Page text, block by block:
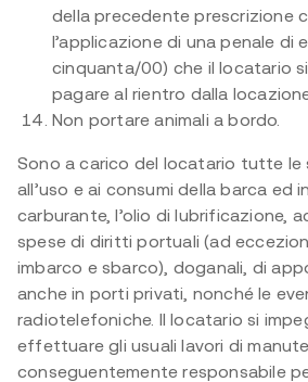
della precedente prescrizione
l’applicazione di una penale di
cinquanta/00) che il locatario
pagare al rientro dalla
Non portare animali a bordo.
Sono a carico del locatario tutte le
all’uso e ai consumi della barca ed
carburante, l’olio di lubrificazione,
spese di diritti portuali (ad
imbarco e sbarco), doganali, di
anche in porti privati, nonché le
radiotelefoniche. Il locatario si
effettuare gli usuali lavori di
conseguentemente responsabile